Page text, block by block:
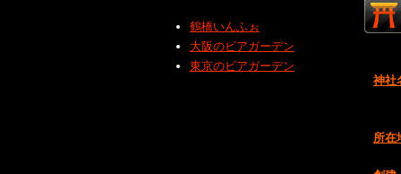
神社
所在
鶴橋いんふぉ
大阪のビアガーデン
東京のビアガーデン